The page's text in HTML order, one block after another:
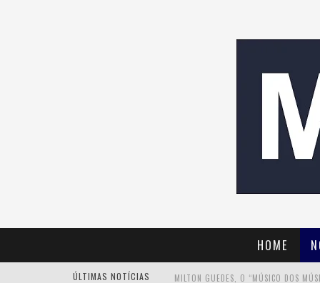
HOME
ÚLTIMAS NOTÍCIAS